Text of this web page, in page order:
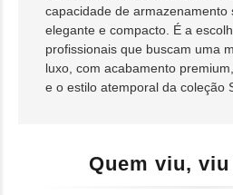
capacidade de armazenamento
elegante e compacto. É a
profissionais que buscam uma
luxo, com acabamento
e o estilo atemporal da coleção
Quem viu,